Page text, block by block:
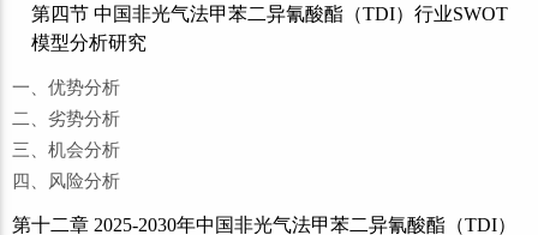
第四节 中国非光气法甲苯二异氰酸酯（TDI）行业SWOT
模型分析研究
一、优势分析
二、劣势分析
三、机会分析
四、风险分析
第十二章 2025-2030年中国非光气法甲苯二异氰酸酯（TDI）